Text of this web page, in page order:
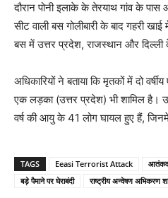
दौरान पोनी इलाके के तेरयाथ गांव के
सीट वाली बस गोलीबारी के बाद गहरी खाई
बस में उत्तर प्रदेश, राजस्थान और दिल्ली
अधिकारियों ने बताया कि मृतकों में दो
एक लड़का (उत्तर प्रदेश) भी शामिल है।
वर्ष की आयु के 41 लोग घायल हुए हैं,
TAGS Eeasi Terrorist Attack
बड़े पैमाने पर घेराबंदी
राष्ट्रीय अन्वेषण अभिकरण